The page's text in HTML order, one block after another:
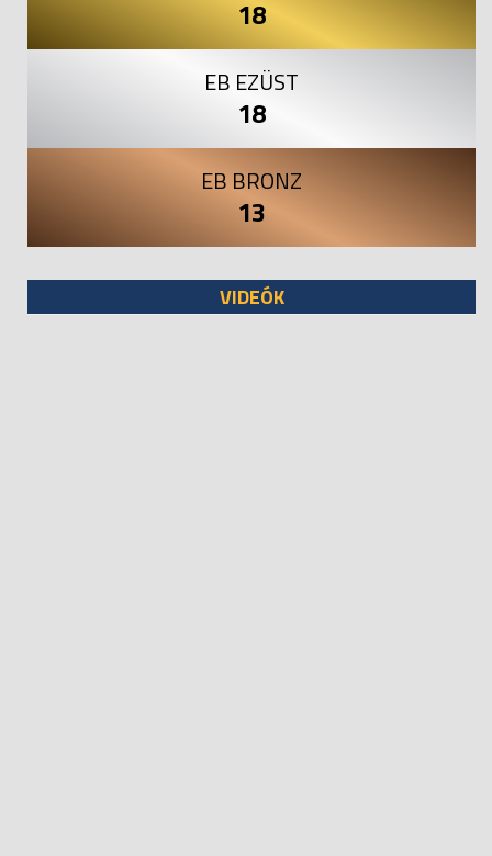
18
EB EZÜST
18
EB BRONZ
13
VIDEÓK